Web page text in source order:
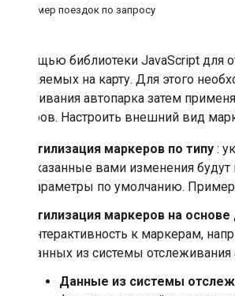
Пример поездок по запросу
С помощью библиотеки JavaScript для
добавляемых на карту. Для этого
отслеживания автопарка затем
маркеров. Настроить внешний вид
Стилизация маркеров по типу :
Указанные вами изменения
параметры по умолчанию.
Стилизация маркеров на
интерактивность к маркерам,
данных из системы
Данные из системы